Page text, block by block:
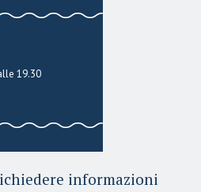
19.30
informazioni